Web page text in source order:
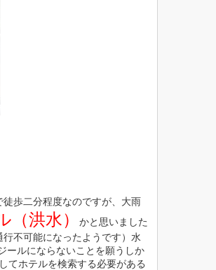
歩二分程度なのですが、大雨
（洪水）
かと思いました
不可能になったようです）水
ールにならないことを願うしか
てホテルを検索する必要がある